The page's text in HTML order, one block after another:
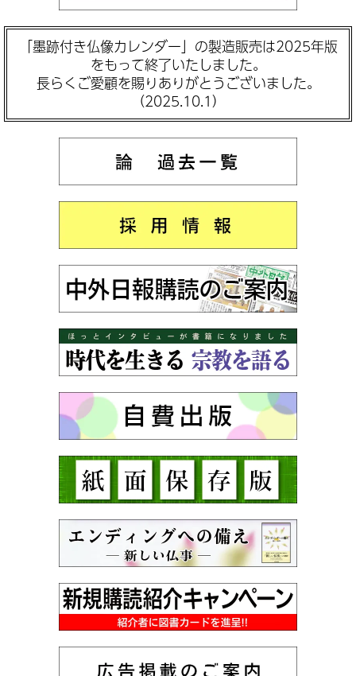
「墨跡付き仏像カレンダー」の製造販売は2025年版
をもって終了いたしました。
長らくご愛顧を賜りありがとうございました。
（2025.10.1）